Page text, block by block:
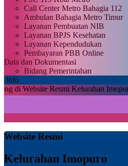
Call Center Metro Bahagia 112
Ambulan Bahagia Metro Timur
Layanan Pembuatan NIB
Layanan BPJS Kesehatan
Layanan Kependudukan
Pembayaran PBB Online
Data dan Dokumentasi
Bidang Pemerintahan
Info
Resmi Kelurahan Imopuro
Website Resmi
Kelurahan Imopuro